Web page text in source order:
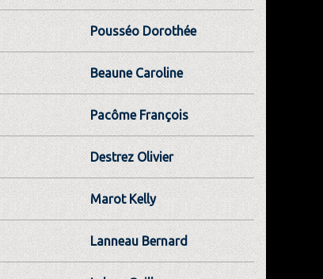
Pousséo Dorothée
Beaune Caroline
Pacôme François
Destrez Olivier
Marot Kelly
Lanneau Bernard